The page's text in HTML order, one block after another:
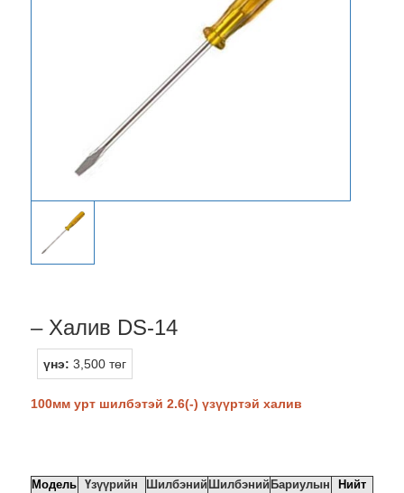
– Халив DS-14
үнэ: 3,500 төг
100мм урт шилбэтэй 2.6(-) үзүүртэй халив
Модель
Үзүүрийн
Шилбэний Шилбэний Бариулын
Нийт